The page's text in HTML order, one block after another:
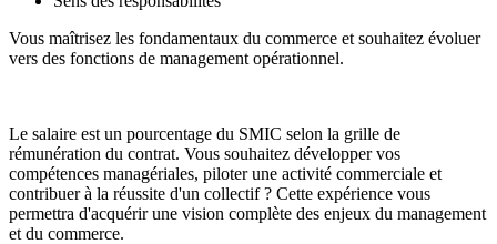
Vous maîtrisez les fondamentaux du commerce et souhaitez évoluer
vers des fonctions de management opérationnel.
Le salaire est un pourcentage du SMIC selon la grille de
rémunération du contrat. Vous souhaitez développer vos
compétences managériales, piloter une activité commerciale et
contribuer à la réussite d'un collectif ? Cette expérience vous
permettra d'acquérir une vision complète des enjeux du management
et du commerce.